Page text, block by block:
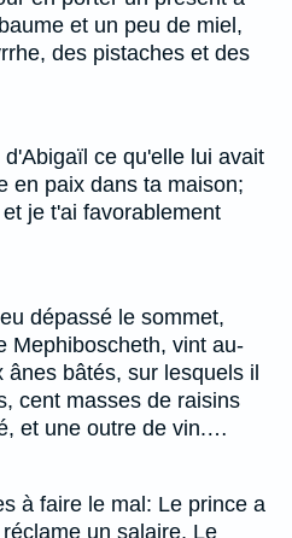
et un peu de miel,
des pistaches et des
ce qu'elle lui avait
en paix dans ta maison;
je t'ai favorablement
dépassé le sommet,
Mephiboscheth, vint au-
bâtés, sur lesquels il
cent masses de raisins
et une outre de vin.…
à faire le mal: Le prince a
un salaire, Le